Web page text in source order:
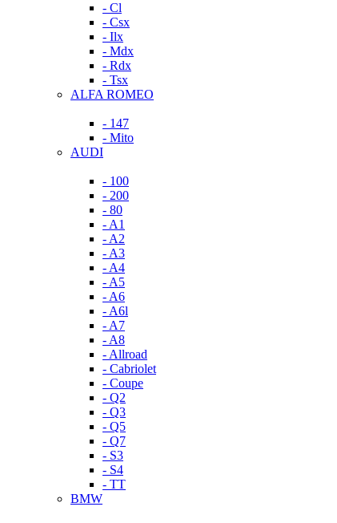
- Cl
- Csx
- Ilx
- Mdx
- Rdx
- Tsx
ALFA ROMEO
- 147
- Mito
AUDI
- 100
- 200
- 80
- A1
- A2
- A3
- A4
- A5
- A6
- A6l
- A7
- A8
- Allroad
- Cabriolet
- Coupe
- Q2
- Q3
- Q5
- Q7
- S3
- S4
- TT
BMW